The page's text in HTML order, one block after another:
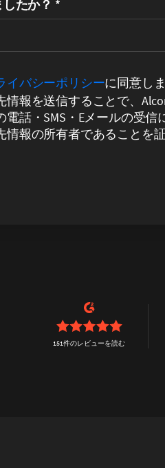
たか？ *
イバシーポリシーに同意し
情報を送信することで、
話・SMS・Eメールの受信
報の所有者であることを証
151件のレビューを読む